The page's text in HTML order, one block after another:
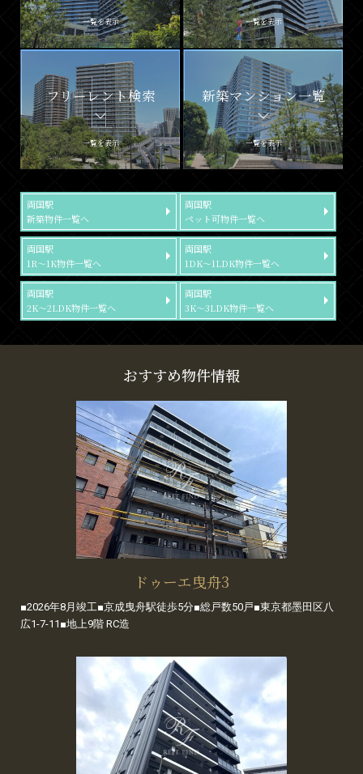
一覧を表示 一覧を表示
フリーレント検索
一覧を表示
新築マンション一覧
一覧を表示
両国駅
新築物件一覧へ
両国駅
ペット可物件一覧へ
両国駅
1R～1K物件一覧へ
両国駅
1DK～1LDK物件一覧へ
両国駅
2K～2LDK物件一覧へ
両国駅
3K～3LDK物件一覧へ
おすすめ物件情報
ドゥーエ曳舟3
■2026年8月竣工■京成曳舟駅徒歩5分■総戸数50戸■東京都墨田区八
広1-7-11■地上9階 RC造